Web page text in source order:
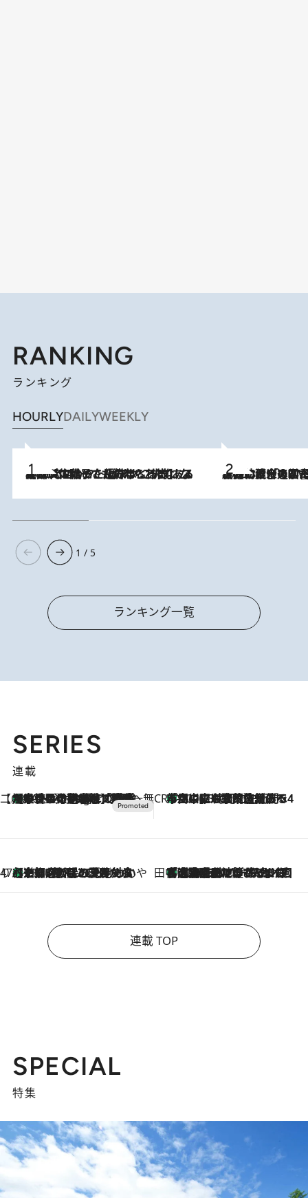
RANKING
ランキング
HOURLYDAILYWEEKLY
2026.8.5
【阿川佐和子さんの年とる力】なぜ70代で始めた趣味は“こんなに楽しい”のか？ ピアノ、俳句…スランプに陥っても続けられる“ある秘訣”とは 2026.8.3
慶應幼稚舎の図書室からテレビの世界に飛び込んだ阿川佐和子（72）
1 / 5
ランキング一覧
SERIES
連載
【CREA×星野リゾート】唯一無二。癒しと発見が待つ場所へ
10 Hours Ago
【トンボの足水浴】ヒノキの香りに包まれて涼感マックス！約13℃の湧水かけ流しを避暑地「星野温泉 トンボの湯」で体験 CREA'S CHOICE
2026.8.7
「立川にも歌舞伎があるんだよ」 片岡仁左衛門・市川中車ら豪華座組みで4年目の立川立飛歌舞伎へ
47都道府県の手みやげ ひんやりスイーツで夏を満喫
2026.8.7
【京都府】この夏絶対食べたい 冷やしておいしいおやつ3選 ひと口目から心を掴む新緑のテリーヌ 田中稲の勝手に再ブーム
2026.8.7
「湘南乃風に憧れて」観客大盛上がりの“タオル回し”に、ラッパー顔負けの高速歌唱まで…さだまさし（74）のアグレッシブすぎる現在地
連載 TOP
SPECIAL
特集